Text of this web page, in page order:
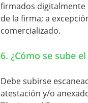
firmados digitalmente
de la firma; a
comercializado.
6. ¿Cómo se sube
Debe subirse
atestación y/o